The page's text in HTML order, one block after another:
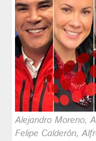
Alejandro Moreno,
Felipe Calderón,